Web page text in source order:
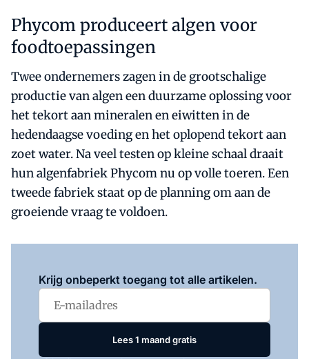
Phycom produceert algen voor
foodtoepassingen
Twee ondernemers zagen in de grootschalige
productie van algen een duurzame oplossing voor
het tekort aan mineralen en eiwitten in de
hedendaagse voeding en het oplopend tekort aan
zoet water. Na veel testen op kleine schaal draait
hun algenfabriek Phycom nu op volle toeren. Een
tweede fabriek staat op de planning om aan de
groeiende vraag te voldoen.
Krijg onbeperkt toegang tot alle artikelen.
Lees 1 maand gratis